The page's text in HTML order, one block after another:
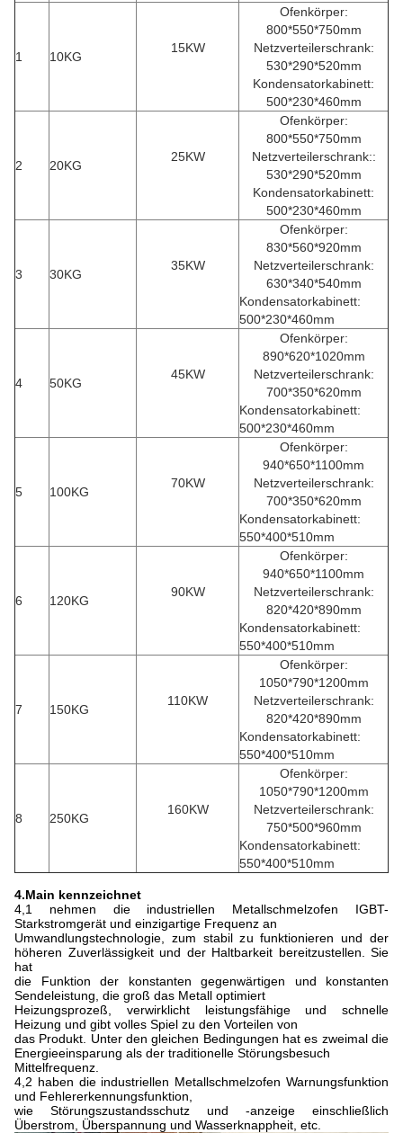
1 10KG
15KW
Ofenkörper:
800*550*750mm
Netzverteilerschrank:
530*290*520mm
Kondensatorkabinett:
500*230*460mm
2 20KG
25KW
Ofenkörper:
800*550*750mm
Netzverteilerschrank::
530*290*520mm
Kondensatorkabinett:
500*230*460mm
3 30KG
35KW
Ofenkörper:
830*560*920mm
Netzverteilerschrank:
630*340*540mm
Kondensatorkabinett:
500*230*460mm
4 50KG
45KW
Ofenkörper:
890*620*1020mm
Netzverteilerschrank:
700*350*620mm
Kondensatorkabinett:
500*230*460mm
5 100KG
70KW
Ofenkörper:
940*650*1100mm
Netzverteilerschrank:
700*350*620mm
Kondensatorkabinett:
550*400*510mm
6 120KG
90KW
Ofenkörper:
940*650*1100mm
Netzverteilerschrank:
820*420*890mm
Kondensatorkabinett:
550*400*510mm
7 150KG
110KW
Ofenkörper:
1050*790*1200mm
Netzverteilerschrank:
820*420*890mm
Kondensatorkabinett:
550*400*510mm
8 250KG
160KW
Ofenkörper:
1050*790*1200mm
Netzverteilerschrank:
750*500*960mm
Kondensatorkabinett:
550*400*510mm
4.Main kennzeichnet
4,1 nehmen die industriellen Metallschmelzofen IGBT-
Starkstromgerät und einzigartige Frequenz an
Umwandlungstechnologie, zum stabil zu funktionieren und der
höheren Zuverlässigkeit und der Haltbarkeit bereitzustellen. Sie
hat
die Funktion der konstanten gegenwärtigen und konstanten
Sendeleistung, die groß das Metall optimiert
Heizungsprozeß, verwirklicht leistungsfähige und schnelle
Heizung und gibt volles Spiel zu den Vorteilen von
das Produkt. Unter den gleichen Bedingungen hat es zweimal die
Energieeinsparung als der traditionelle Störungsbesuch
Mittelfrequenz.
4,2 haben die industriellen Metallschmelzofen Warnungsfunktion
und Fehlererkennungsfunktion,
wie Störungszustandsschutz und -anzeige einschließlich
Überstrom, Überspannung und Wasserknappheit, etc.